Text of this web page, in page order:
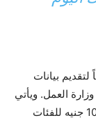
بيانات
العمل. ويأتي
هذا الإعداد تمهيدًا لصرف منحة جديدة بقيمة 1000 جنيه للفئات